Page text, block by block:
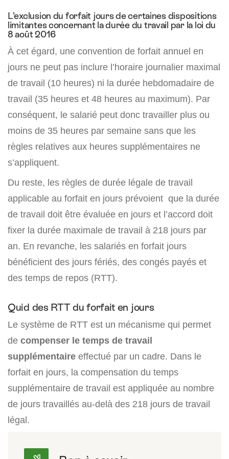
L’exclusion du forfait jours de certaines dispositions
limitantes concernant la durée du travail par la loi du
8 août 2016
À cet égard, une convention de forfait annuel en
jours ne peut pas inclure l’horaire journalier maximal
de travail (10 heures) ni la durée hebdomadaire de
travail (35 heures et 48 heures au maximum). Par
conséquent, le salarié peut donc travailler plus ou
moins de 35 heures par semaine sans que les
règles relatives aux heures supplémentaires ne
s’appliquent.
Du reste, les règles de durée légale de travail
applicable au forfait en jours prévoient que la durée
de travail doit être évaluée en jours et l’accord doit
fixer la durée maximale de travail à 218 jours par
an. En revanche, les salariés en forfait jours
bénéficient des jours fériés, des congés payés et
des temps de repos (RTT).
Quid des RTT du forfait en jours
Le système de RTT est un mécanisme qui permet
de compenser le temps de travail
supplémentaire effectué par un cadre. Dans le
forfait en jours, la compensation du temps
supplémentaire de travail est appliquée au nombre
de jours travaillés au-delà des 218 jours de travail
légal.